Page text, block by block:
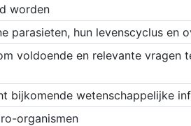
worden
parasieten, hun levenscyclus en
voldoende en relevante vragen
bijkomende wetenschappelijke
organismen